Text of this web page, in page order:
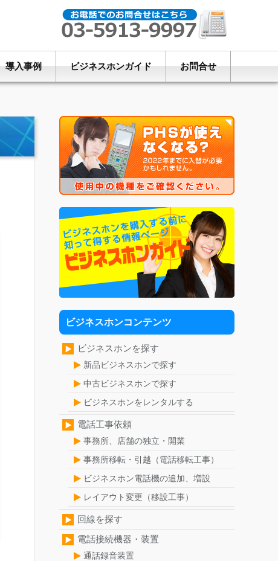
導入事例 ビジネスホンガイド お問合せ
ビジネスホンコンテンツ
ビジネスホンを探す
新品ビジネスホンで探す
中古ビジネスホンで探す
ビジネスホンをレンタルする
電話工事依頼
事務所、店舗の独立・開業
事務所移転・引越（電話移転工事）
ビジネスホン電話機の追加、増設
レイアウト変更（移設工事）
回線を探す
電話接続機器・装置
通話録音装置